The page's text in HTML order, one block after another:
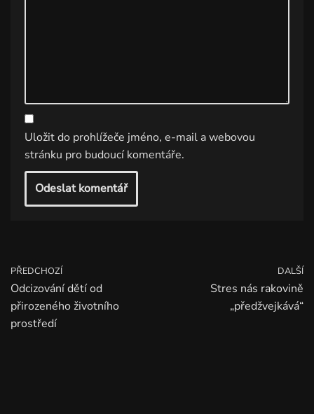
Uložit do prohlížeče jméno, e-mail a webovou
stránku pro budoucí komentáře.
PŘEDCHOZÍ
Odcizování dětí od
přirozeného životního
prostředí
DALŠÍ
Stres nás rakovině
„předžvejkává“